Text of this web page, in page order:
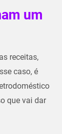
um
receitas,
caso, é
que vai dar